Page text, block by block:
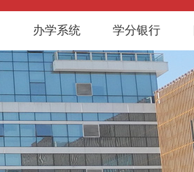
办学系统 学分银行